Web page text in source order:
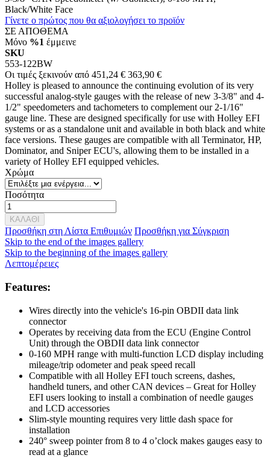
Black/White Face
Γίνετε ο πρώτος που θα αξιολογήσει το προϊόν
ΣΕ ΑΠΟΘΕΜΑ
Μόνο %1 έμμεινε
SKU
553-122BW
Οι τιμές ξεκινούν από 451,24 € 363,90 €
Holley is pleased to announce the continuing evolution of its very
successful analog-style gauges with the release of new 3-3/8" and 4-
1/2" speedometers and tachometers to complement our 2-1/16"
gauge line. These are designed specifically for use with Holley EFI
systems or as a standalone unit and available in both black and white
face versions. These gauges are compatible with all Terminator, HP,
Dominator, and Sniper ECU's, allowing them to be installed in a
variety of Holley EFI equipped vehicles.
Χρώμα
Ποσότητα
ΚΑΛΑΘΙ
Προσθήκη στη Λίστα Επιθυμιών Προσθήκη για Σύγκριση
Skip to the end of the images gallery
Skip to the beginning of the images gallery
Λεπτομέρειες
Features:
Wires directly into the vehicle's 16-pin OBDII data link
connector
Operates by receiving data from the ECU (Engine Control
Unit) through the OBDII data link connector
0-160 MPH range with multi-function LCD display including
mileage/trip odometer and peak speed recall
Compatible with all Holley EFI touch screens, dashes,
handheld tuners, and other CAN devices – Great for Holley
EFI users looking to install a combination of needle gauges
and LCD accessories
Slim-style mounting requires very little dash space for
installation
240° sweep pointer from 8 to 4 o’clock makes gauges easy to
read at a glance